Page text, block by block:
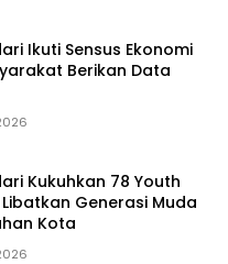
Ikuti Sensus Ekonomi
Berikan Data
Kukuhkan 78 Youth
Generasi Muda
Kota